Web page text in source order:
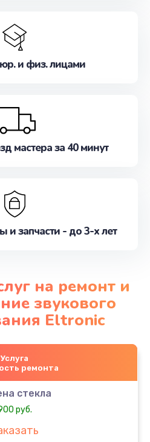
и физ. лицами
мастера за 40 минут
и запчасти - до 3-х лет
на ремонт и
звукового
Eltronic
Услуга
ремонта
стекла
руб.